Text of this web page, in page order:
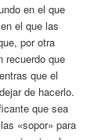
en el que
el que las
por otra
recuerdo que
que el
de hacerlo.
que sea
«sopor» para